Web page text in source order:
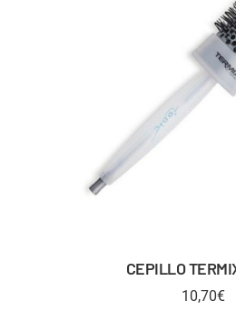
CEPILLO
10,70€